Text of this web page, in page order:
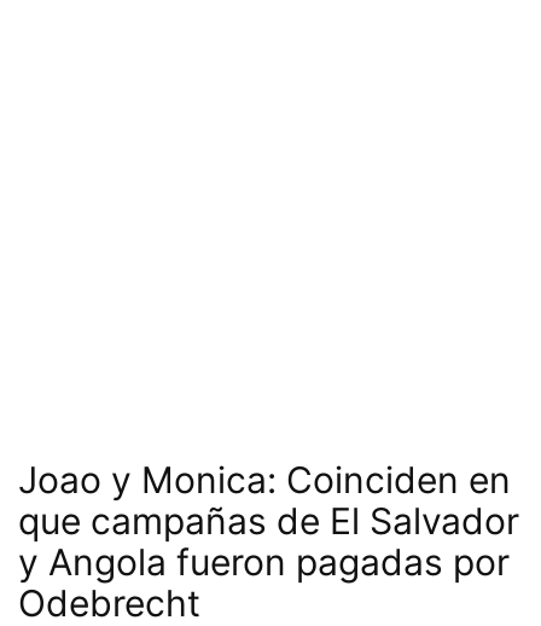
Joao y Monica: Coinciden en
que campañas de El Salvador
y Angola fueron pagadas por
Odebrecht